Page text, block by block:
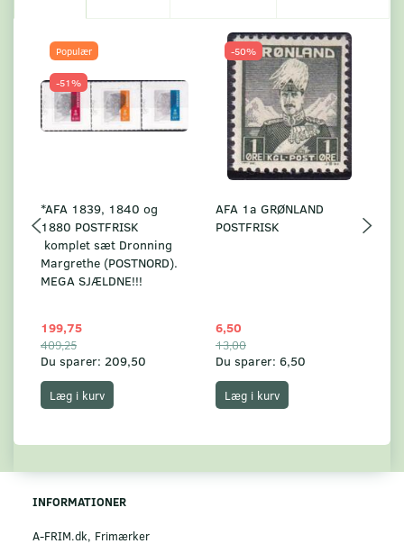
Populær
-51%
*AFA 1839, 1840 og
1880 POSTFRISK
komplet sæt Dronning
Margrethe (POSTNORD).
MEGA SJÆLDNE!!!
199,75
409,25
Du sparer: 209,50
Læg i kurv
-50%
AFA 1a GRØNLAND
POSTFRISK
6,50
13,00
Du sparer: 6,50
Læg i kurv
INFORMATIONER
A-FRIM.dk, Frimærker